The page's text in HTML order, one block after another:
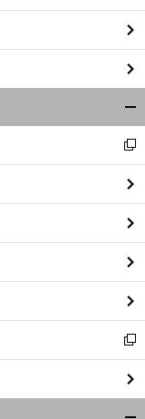
七
。
織
」
閉
る
新
し
い
ウ
ィ
ン
ド
ウ
で
開
く
新
し
い
ウ